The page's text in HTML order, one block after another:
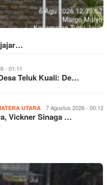
- 01:11
Teluk Kuali: De…
UTARA 7 Agustus 2026 - 00:12
Vickner Sinaga …